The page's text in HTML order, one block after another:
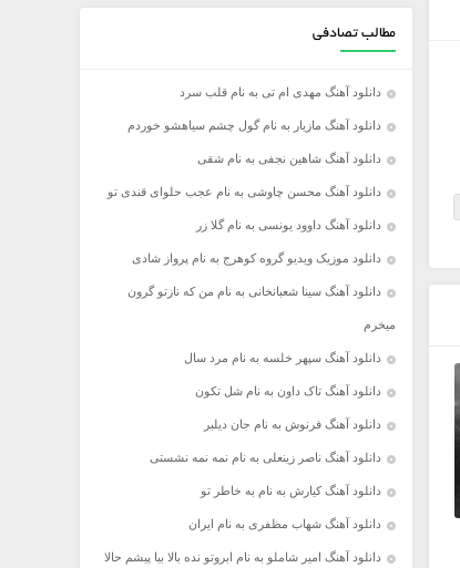
مطالب تصادفی
دانلود آهنگ مهدی ام تی به نام قلب سرد
دانلود آهنگ مازیار به نام گول چشم سیاهشو خوردم
دانلود آهنگ شاهین نجفی به نام شقی
دانلود آهنگ محسن چاوشی به نام عجب حلوای قندی تو
دانلود آهنگ داوود یونسی به نام گلا زر
دانلود موزیک ویدیو گروه کوهرج به نام پرواز شادی
دانلود آهنگ سینا شعبانخانی به نام من که نازتو گرون
میخرم
دانلود آهنگ سپهر خلسه به نام مرد سال
دانلود آهنگ تاک داون به نام شل تکون
دانلود آهنگ فرنوش به نام جان دیلبر
دانلود آهنگ ناصر زینعلی به نام نمه نمه نشستی
دانلود آهنگ کیارش به نام به خاطر تو
دانلود آهنگ شهاب مظفری به نام ایران
دانلود آهنگ امیر شاملو به نام ابروتو نده بالا بیا پیشم حالا